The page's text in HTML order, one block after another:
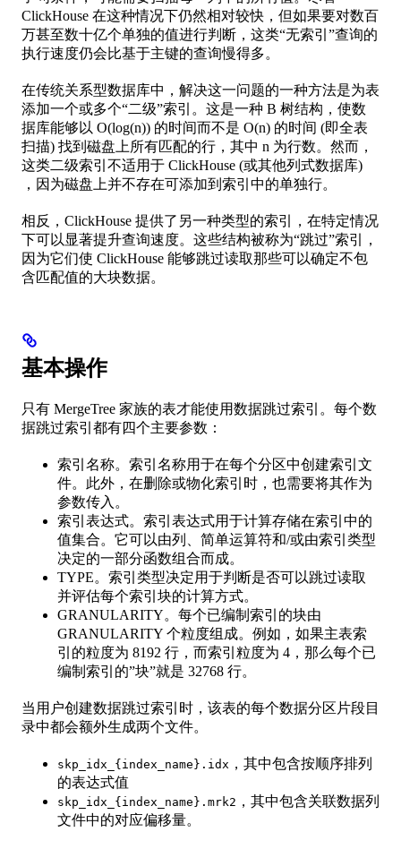
ClickHouse 在这种情况下仍然相对较快，但如果要对数百
万甚至数十亿个单独的值进行判断，这类“无索引”查询的
执行速度仍会比基于主键的查询慢得多。
在传统关系型数据库中，解决这一问题的一种方法是为表
添加一个或多个“二级”索引。这是一种 B 树结构，使数
据库能够以 O(log(n)) 的时间而不是 O(n) 的时间 (即全表
扫描) 找到磁盘上所有匹配的行，其中 n 为行数。然而，
这类二级索引不适用于 ClickHouse (或其他列式数据库)
，因为磁盘上并不存在可添加到索引中的单独行。
相反，ClickHouse 提供了另一种类型的索引，在特定情况
下可以显著提升查询速度。这些结构被称为“跳过”索引，
因为它们使 ClickHouse 能够跳过读取那些可以确定不包
含匹配值的大块数据。
基本操作
只有 MergeTree 家族的表才能使用数据跳过索引。每个数
据跳过索引都有四个主要参数：
索引名称。索引名称用于在每个分区中创建索引文
件。此外，在删除或物化索引时，也需要将其作为
参数传入。
索引表达式。索引表达式用于计算存储在索引中的
值集合。它可以由列、简单运算符和/或由索引类型
决定的一部分函数组合而成。
TYPE。索引类型决定用于判断是否可以跳过读取
并评估每个索引块的计算方式。
GRANULARITY。每个已编制索引的块由
GRANULARITY 个粒度组成。例如，如果主表索
引的粒度为 8192 行，而索引粒度为 4，那么每个已
编制索引的”块”就是 32768 行。
当用户创建数据跳过索引时，该表的每个数据分区片段目
录中都会额外生成两个文件。
skp_idx_{index_name}.idx ，其中包含按顺序排列
的表达式值
skp_idx_{index_name}.mrk2 ，其中包含关联数据列
文件中的对应偏移量。